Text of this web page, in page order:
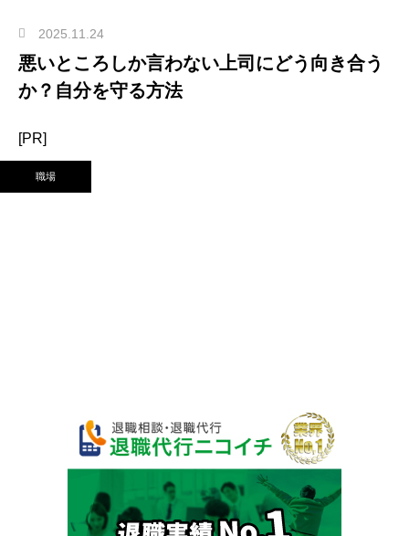
2025.11.24
悪いところしか言わない上司にどう向き合う
か？自分を守る方法
[PR]
職場